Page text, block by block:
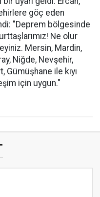
göç eden
"Deprem bölgesinde
Ne olur
Mersin, Mardin,
Niğde, Nevşehir,
Gümüşhane ile kıyı
için uygun."